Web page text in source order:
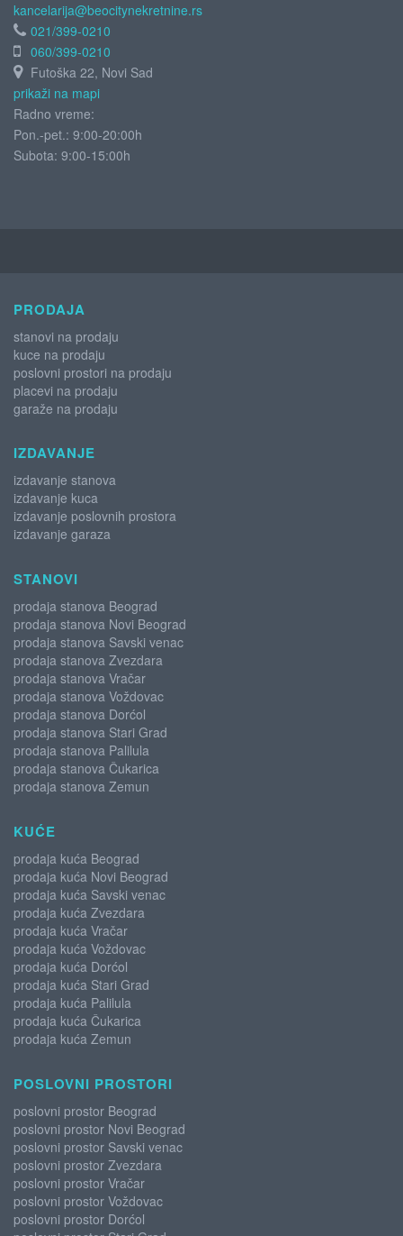
kancelarija@beocitynekretnine.rs
021/399-0210
060/399-0210
Futoška 22, Novi Sad
prikaži na mapi
Radno vreme:
Pon.-pet.: 9:00-20:00h
Subota: 9:00-15:00h
PRODAJA
stanovi na prodaju
kuce na prodaju
poslovni prostori na prodaju
placevi na prodaju
garaže na prodaju
IZDAVANJE
izdavanje stanova
izdavanje kuca
izdavanje poslovnih prostora
izdavanje garaza
STANOVI
prodaja stanova Beograd
prodaja stanova Novi Beograd
prodaja stanova Savski venac
prodaja stanova Zvezdara
prodaja stanova Vračar
prodaja stanova Voždovac
prodaja stanova Dorćol
prodaja stanova Stari Grad
prodaja stanova Palilula
prodaja stanova Čukarica
prodaja stanova Zemun
KUĆE
prodaja kuća Beograd
prodaja kuća Novi Beograd
prodaja kuća Savski venac
prodaja kuća Zvezdara
prodaja kuća Vračar
prodaja kuća Voždovac
prodaja kuća Dorćol
prodaja kuća Stari Grad
prodaja kuća Palilula
prodaja kuća Čukarica
prodaja kuća Zemun
POSLOVNI PROSTORI
poslovni prostor Beograd
poslovni prostor Novi Beograd
poslovni prostor Savski venac
poslovni prostor Zvezdara
poslovni prostor Vračar
poslovni prostor Voždovac
poslovni prostor Dorćol